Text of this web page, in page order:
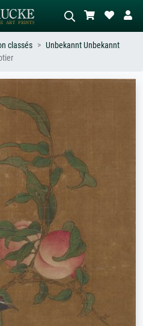
abstrait avec beaucoup de rouge,
tableau sombre, nu debout près d'un
classés
Unbekannt Unbekannt